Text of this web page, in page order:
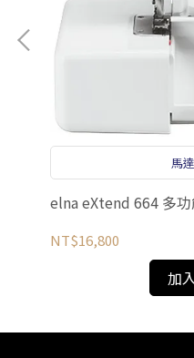
馬
elna eXtend 664 多
NT$16,800
加